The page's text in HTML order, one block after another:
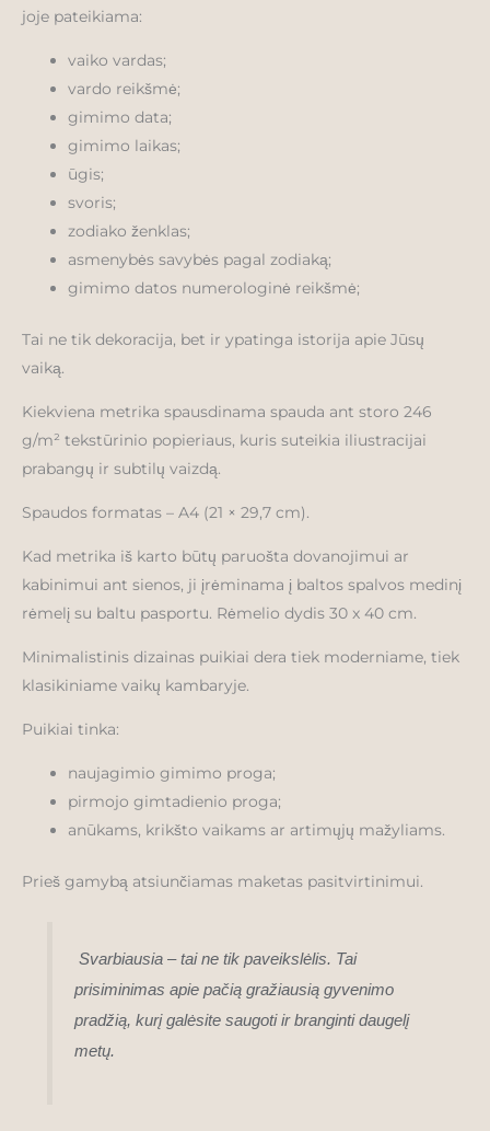
joje pateikiama:
vaiko vardas;
vardo reikšmė;
gimimo data;
gimimo laikas;
ūgis;
svoris;
zodiako ženklas;
asmenybės savybės pagal zodiaką;
gimimo datos numerologinė reikšmė;
Tai ne tik dekoracija, bet ir ypatinga istorija apie Jūsų
vaiką.
Kiekviena metrika spausdinama spauda ant storo 246
g/m² tekstūrinio popieriaus, kuris suteikia iliustracijai
prabangų ir subtilų vaizdą.
Spaudos formatas – A4 (21 × 29,7 cm).
Kad metrika iš karto būtų paruošta dovanojimui ar
kabinimui ant sienos, ji įrėminama į baltos spalvos medinį
rėmelį su baltu pasportu. Rėmelio dydis 30 x 40 cm.
Minimalistinis dizainas puikiai dera tiek moderniame, tiek
klasikiniame vaikų kambaryje.
Puikiai tinka:
naujagimio gimimo proga;
pirmojo gimtadienio proga;
anūkams, krikšto vaikams ar artimųjų mažyliams.
Prieš gamybą atsiunčiamas maketas pasitvirtinimui.
Svarbiausia – tai ne tik paveikslėlis. Tai
prisiminimas apie pačią gražiausią gyvenimo
pradžią, kurį galėsite saugoti ir branginti daugelį
metų.